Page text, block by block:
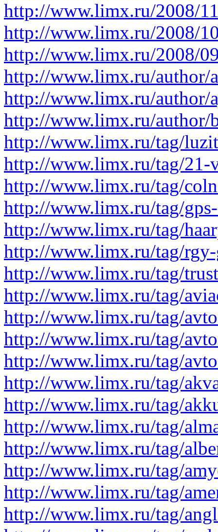
http://www.limx.ru/2008/
http://www.limx.ru/2008/
http://www.limx.ru/2008/
http://www.limx.ru/author/
http://www.limx.ru/author/
http://www.limx.ru/author/
http://www.limx.ru/tag/
http://www.limx.ru/tag/21-
http://www.limx.ru/tag/
http://www.limx.ru/tag/
http://www.limx.ru/tag/
http://www.limx.ru/tag/rgy-
http://www.limx.ru/tag/
http://www.limx.ru/tag/
http://www.limx.ru/tag/
http://www.limx.ru/tag/
http://www.limx.ru/tag/
http://www.limx.ru/tag/
http://www.limx.ru/tag/
http://www.limx.ru/tag/
http://www.limx.ru/tag/
http://www.limx.ru/tag/
http://www.limx.ru/tag/
http://www.limx.ru/tag/